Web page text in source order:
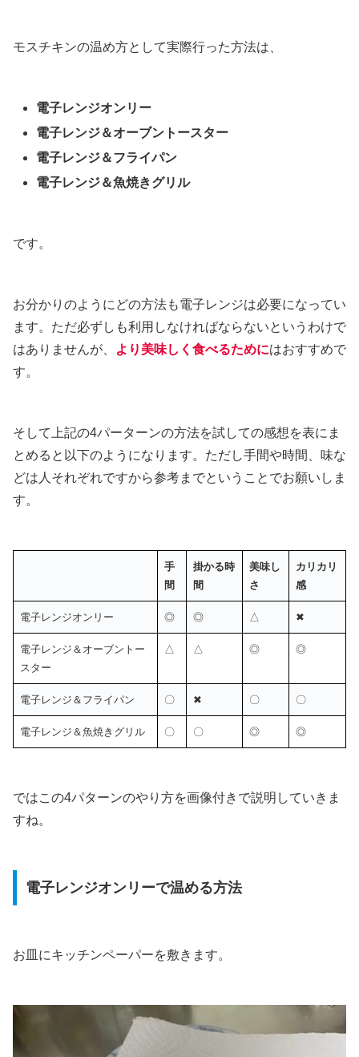
モスチキンの温め方として実際行った方法は、
電子レンジオンリー
電子レンジ＆オーブントースター
電子レンジ＆フライパン
電子レンジ＆魚焼きグリル
です。
お分かりのようにどの方法も電子レンジは必要になってい
ます。ただ必ずしも利用しなければならないというわけで
はありませんが、
より美味しく食べるためにはおすすめで
す。
そして上記の4パーターンの方法を試しての感想を表にま
とめると以下のようになります。ただし手間や時間、味な
どは人それぞれですから参考までということでお願いしま
す。
手
間
掛かる時
間
美味し
さ
カリカリ
感
電子レンジオンリー ◎ ◎ △ ✖
電子レンジ＆オーブントー
スター
△ △ ◎ ◎
電子レンジ＆フライパン 〇 ✖ 〇 〇
電子レンジ＆魚焼きグリル 〇 〇 ◎ ◎
ではこの4パターンのやり方を画像付きで説明していきま
すね。
電子レンジオンリーで温める方法
お皿にキッチンペーパーを敷きます。